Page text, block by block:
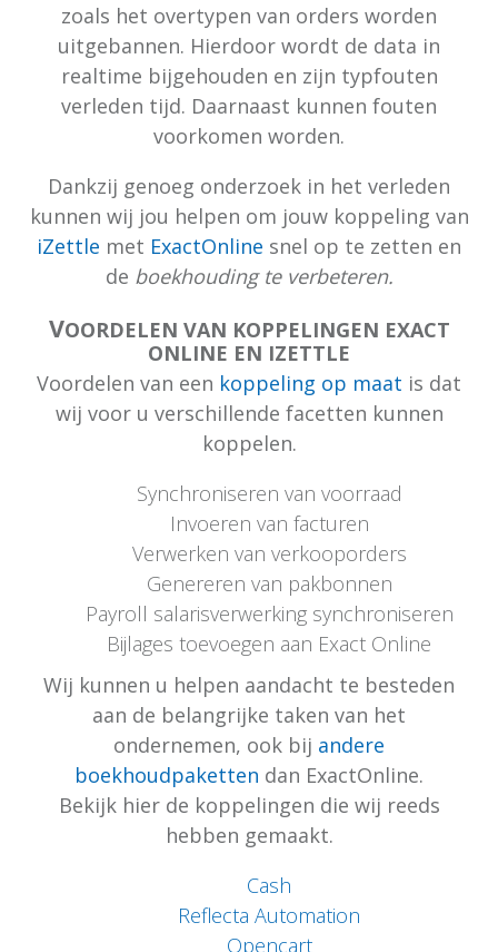
zoals het overtypen van orders worden
uitgebannen. Hierdoor wordt de data in
realtime bijgehouden en zijn typfouten
verleden tijd. Daarnaast kunnen fouten
voorkomen worden.
Dankzij genoeg onderzoek in het verleden
kunnen wij jou helpen om jouw koppeling van
iZettle met ExactOnline snel op te zetten en
de boekhouding te verbeteren.
VOORDELEN VAN KOPPELINGEN EXACT
ONLINE EN IZETTLE
Voordelen van een koppeling op maat is dat
wij voor u verschillende facetten kunnen
koppelen.
Synchroniseren van voorraad
Invoeren van facturen
Verwerken van verkooporders
Genereren van pakbonnen
Payroll salarisverwerking synchroniseren
Bijlages toevoegen aan Exact Online
Wij kunnen u helpen aandacht te besteden
aan de belangrijke taken van het
ondernemen, ook bij andere
boekhoudpaketten dan ExactOnline.
Bekijk hier de koppelingen die wij reeds
hebben gemaakt.
Cash
Reflecta Automation
Opencart